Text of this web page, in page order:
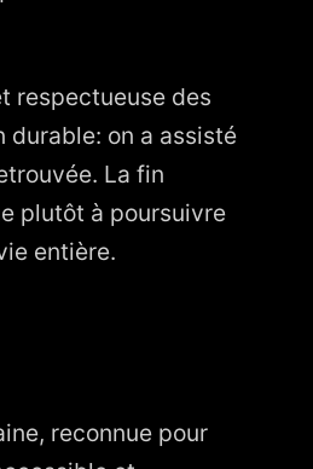
respectueuse des
durable: on a assisté
La fin
plutôt à poursuivre
entière.
reconnue pour